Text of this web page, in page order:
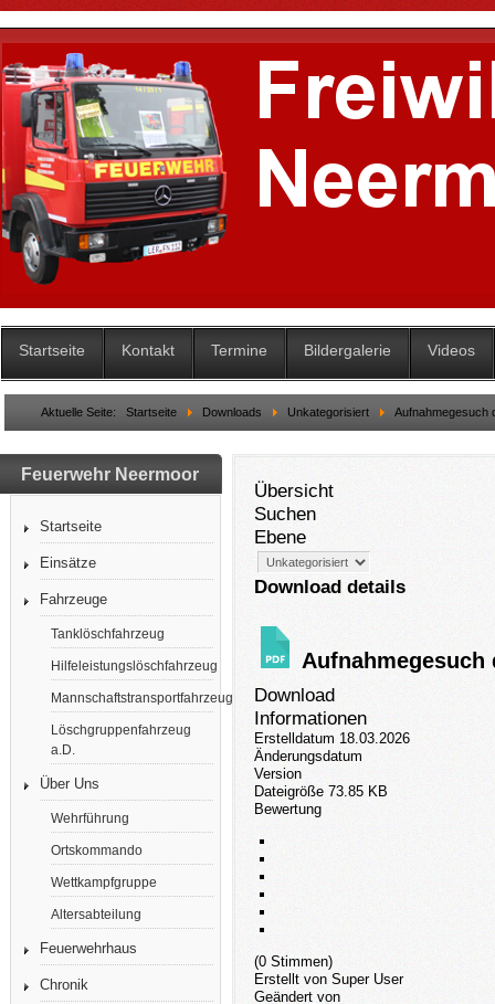
Startseite Kontakt Termine Bildergalerie Videos
Aktuelle Seite: Startseite Downloads Unkategorisiert Aufnahmegesuch
Feuerwehr Neermoor
Startseite
Einsätze
Fahrzeuge
Tanklöschfahrzeug
Hilfeleistungslöschfahrzeug
Mannschaftstransportfahrzeug
Löschgruppenfahrzeug
a.D.
Über Uns
Wehrführung
Ortskommando
Wettkampfgruppe
Altersabteilung
Feuerwehrhaus
Chronik
Übersicht
Suchen
Ebene
Download details
Download
Informationen
Erstelldatum 18.03.2026
Änderungsdatum
Version
Dateigröße 73.85 KB
Bewertung
(0 Stimmen)
Erstellt vonSuper User
Geändert von